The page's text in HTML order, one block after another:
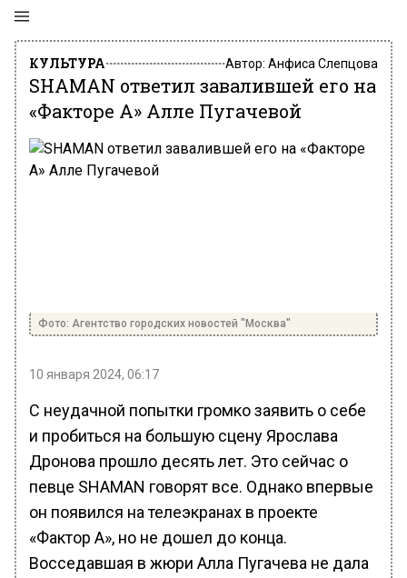
КУЛЬТУРА Автор: Анфиса Слепцова
SHAMAN ответил завалившей его на
«Факторе А» Алле Пугачевой
Фото: Агентство городских новостей "Москва"
10 января 2024, 06:17
С неудачной попытки громко заявить о себе
и пробиться на большую сцену Ярослава
Дронова прошло десять лет. Это сейчас о
певце SHAMAN говорят все. Однако впервые
он появился на телеэкранах в проекте
«Фактор А», но не дошел до конца.
Восседавшая в жюри Алла Пугачева не дала